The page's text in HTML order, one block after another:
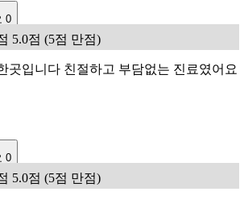
0
5.0점 (5점 만점)
곳입니다 친절하고 부담없는 진료였어요
0
5.0점 (5점 만점)